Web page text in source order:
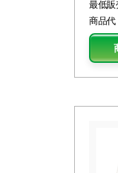
最低販
商品代